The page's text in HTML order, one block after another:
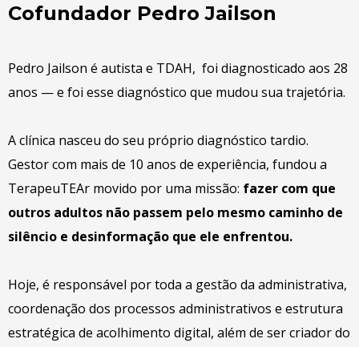
Cofundador Pedro Jailson
Pedro Jailson é autista e TDAH, foi diagnosticado aos 28
anos — e foi esse diagnóstico que mudou sua trajetória.
A clínica nasceu do seu próprio diagnóstico tardio.
Gestor com mais de 10 anos de experiência, fundou a
TerapeuTEAr movido por uma missão: fazer com que
outros adultos não passem pelo mesmo caminho de
silêncio e desinformação que ele enfrentou.
Hoje, é responsável por toda a gestão da administrativa,
coordenação dos processos administrativos e estrutura
estratégica de acolhimento digital, além de ser criador do